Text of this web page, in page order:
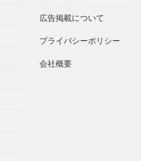
広告掲載について
プライバシーポリシー
会社概要